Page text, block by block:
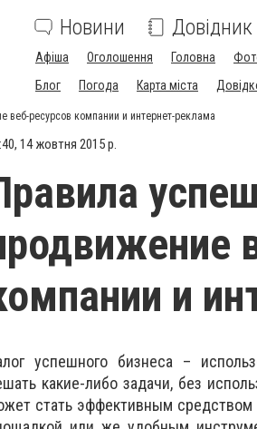
Новини Довідник
Афіша Оголошення Головна
Блог
Погода Карта міста
веб-ресурсов компании и интернет-реклама
14 жовтня 2015 р.
и
успешного бизнеса –
какие-либо задачи, без
стать эффективным